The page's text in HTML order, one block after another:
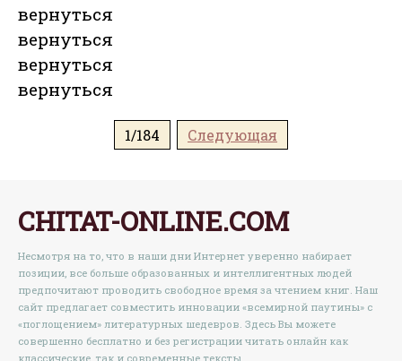
вернуться
вернуться
вернуться
вернуться
1/184 Следующая
CHITAT-ONLINE.COM
Несмотря на то, что в наши дни Интернет уверенно набирает
позиции, все больше образованных и интеллигентных людей
предпочитают проводить свободное время за чтением книг. Наш
сайт предлагает совместить инновации «всемирной паутины» с
«поглощением» литературных шедевров. Здесь Вы можете
совершенно бесплатно и без регистрации читать онлайн как
классические, так и современные тексты.